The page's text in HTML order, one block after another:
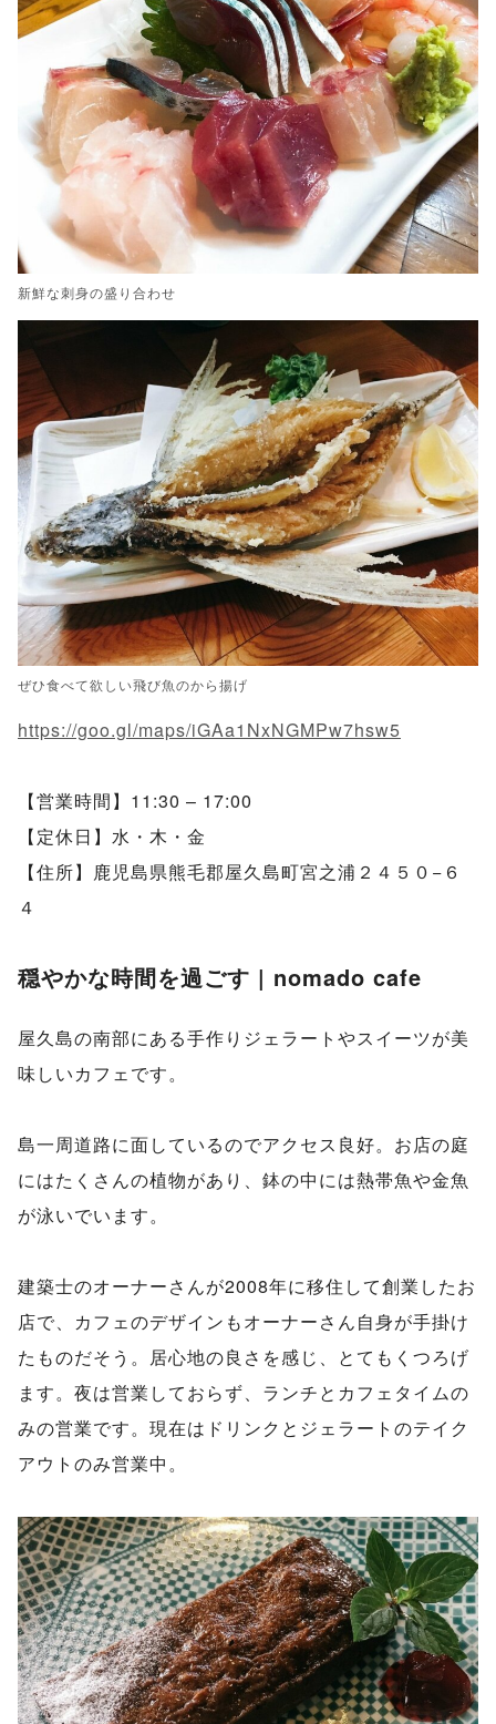
新鮮な刺身の盛り合わせ
ぜひ食べて欲しい飛び魚のから揚げ
https://goo.gl/maps/iGAa1NxNGMPw7hsw5
【営業時間】11:30 – 17:00
【定休日】水・木・金
【住所】鹿児島県熊毛郡屋久島町宮之浦２４５０−６
４
穏やかな時間を過ごす | nomado cafe
屋久島の南部にある手作りジェラートやスイーツが美
味しいカフェです。
島一周道路に面しているのでアクセス良好。お店の庭
にはたくさんの植物があり、鉢の中には熱帯魚や金魚
が泳いでいます。
建築士のオーナーさんが2008年に移住して創業したお
店で、カフェのデザインもオーナーさん自身が手掛け
たものだそう。居心地の良さを感じ、とてもくつろげ
ます。夜は営業しておらず、ランチとカフェタイムの
みの営業です。現在はドリンクとジェラートのテイク
アウトのみ営業中。